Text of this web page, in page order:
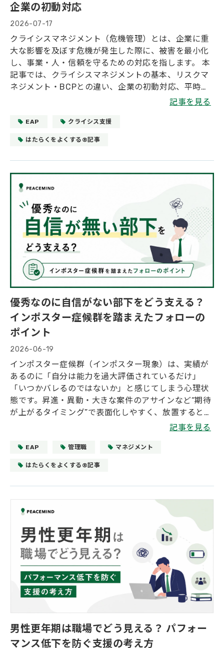
企業の初動対応
2026-07-17
クライシスマネジメント（危機管理）とは、企業に重
大な影響を及ぼす危機が発生した際に、被害を最小化
し、事業・人・信頼を守るための対応を指します。 本
記事では、クライシスマネジメントの基本、リスクマ
ネジメント・BCPとの違い、企業の初動対応、平時の
記事を見る
EAP クライシス支援
はたらくをよくする®記事
優秀なのに自信がない部下をどう支える？
インポスター症候群を踏まえたフォローの
ポイント
2026-06-19
インポスター症候群（インポスター現象）は、実績が
あるのに「自分は能力を過大評価されているだけ」
「いつかバレるのではないか」と感じてしまう心理状
態です。昇進・異動・大きな案件のアサインなど“期待
が上がるタイミング”で表面化しやすく、放置すると挑
戦回避、燃え尽き、離職につながることがあります。
フィードバック」「小さな成功体験の設計」「過度な
プレッシャーの調整」を通じて、本人が現実的に自己
で見られるサイン、リスク、管理職の具体的関わり
記事を見る
EAP 管理職 マネジメント
はたらくをよくする®記事
男性更年期は職場でどう見える？ パフォー
マンス低下を防ぐ支援の考え方